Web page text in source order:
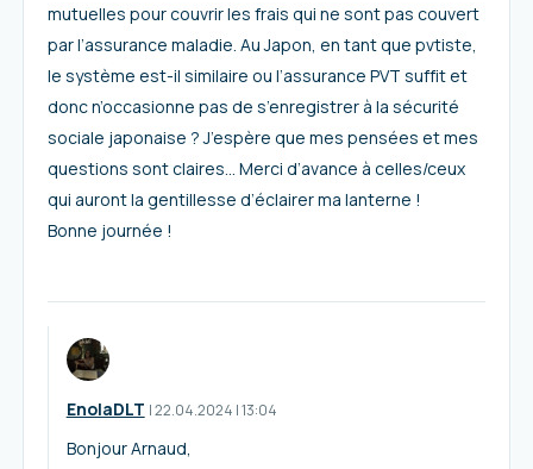
mutuelles pour couvrir les frais qui ne sont pas couvert
par l’assurance maladie. Au Japon, en tant que pvtiste,
le système est-il similaire ou l’assurance PVT suffit et
donc n’occasionne pas de s’enregistrer à la sécurité
sociale japonaise ? J’espère que mes pensées et mes
questions sont claires… Merci d’avance à celles/ceux
qui auront la gentillesse d’éclairer ma lanterne !
Bonne journée !
EnolaDLT I22.04.2024 |13:04
Bonjour Arnaud,